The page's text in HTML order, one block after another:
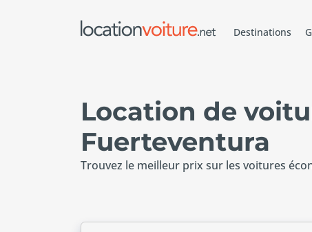
Destinations
Location de
Fuerteventura
Trouvez le meilleur prix sur les voitures